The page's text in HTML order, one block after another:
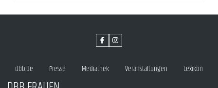
dbb.de Presse Mediathek Veranstaltungen Lexikon